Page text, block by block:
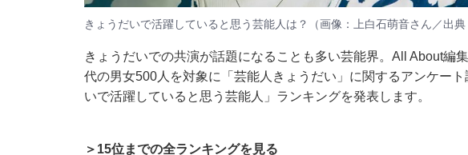
きょうだいで活躍していると思う芸能人は？（画像：上白石萌音さん／出典
きょうだいでの共演が話題になることも多い芸能界。All About編
代の男女500人を対象に「芸能人きょうだい」に関するアンケー
いで活躍していると思う芸能人」ランキングを発表します。
＞15位までの全ランキングを見る